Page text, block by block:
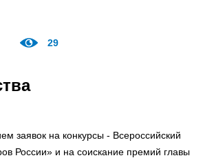
29
заявок на конкурсы - Всероссийский
России» и на соискание премий главы